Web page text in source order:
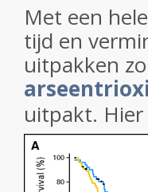
Met een
tijd en
uitpakken
uitpakt.